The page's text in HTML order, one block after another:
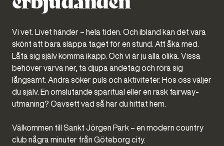
dig ner i en cabana och catcha up på livet. Beställ in en
flaska bubbel och bara njut.
Pool Club innebär:
• Uppvärmda inomhus- och utomhuspooler
• Cabanas och loungemiljöer
• Pool Bar med mat och dryck
Vi vet. Livet händer – hela tiden. Och ibland kan det vara
skönt att bara släppa taget för en stund. Att åka med.
Låta sig själv komma ikapp. Och vi är ju alla olika. Vissa
behöver varva ner, ta djupa andetag och röra sig
långsamt. Andra söker puls och aktiviteter. Hos oss väljer
du själv. En omslutande sparitual eller en rask fairway-
utmaning? Oavsett vad så har du hittat hem.
Välkommen till Sankt Jörgen Park – en modern country
club några minuter från Göteborg city.